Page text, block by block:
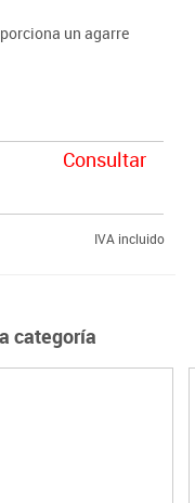
un agarre
Consultar
IVA incluido
categoría